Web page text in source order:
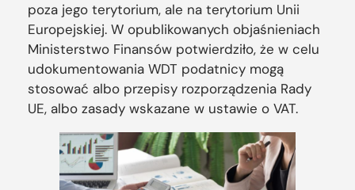
poza jego terytorium, ale na terytorium Unii
Europejskiej. W opublikowanych objaśnieniach
Ministerstwo Finansów potwierdziło, że w celu
udokumentowania WDT podatnicy mogą
stosować albo przepisy rozporządzenia Rady
UE, albo zasady wskazane w ustawie o VAT.